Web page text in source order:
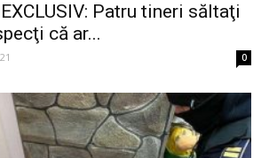
EXCLUSIV: Patru tineri săltaţi
că ar...
0